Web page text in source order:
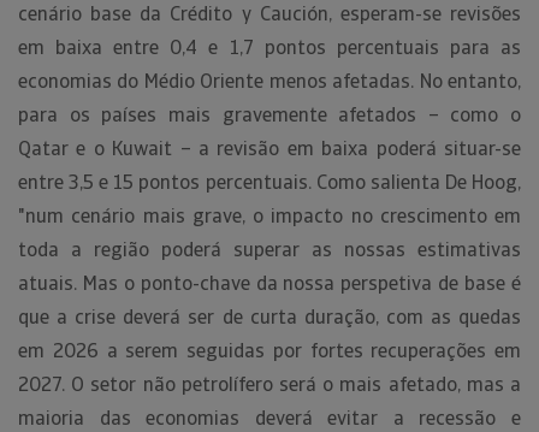
cenário base da Crédito y Caución, esperam-se revisões
em baixa entre 0,4 e 1,7 pontos percentuais para as
economias do Médio Oriente menos afetadas. No entanto,
para os países mais gravemente afetados – como o
Qatar e o Kuwait – a revisão em baixa poderá situar-se
entre 3,5 e 15 pontos percentuais. Como salienta De Hoog,
"num cenário mais grave, o impacto no crescimento em
toda a região poderá superar as nossas estimativas
atuais. Mas o ponto-chave da nossa perspetiva de base é
que a crise deverá ser de curta duração, com as quedas
em 2026 a serem seguidas por fortes recuperações em
2027. O setor não petrolífero será o mais afetado, mas a
maioria das economias deverá evitar a recessão e